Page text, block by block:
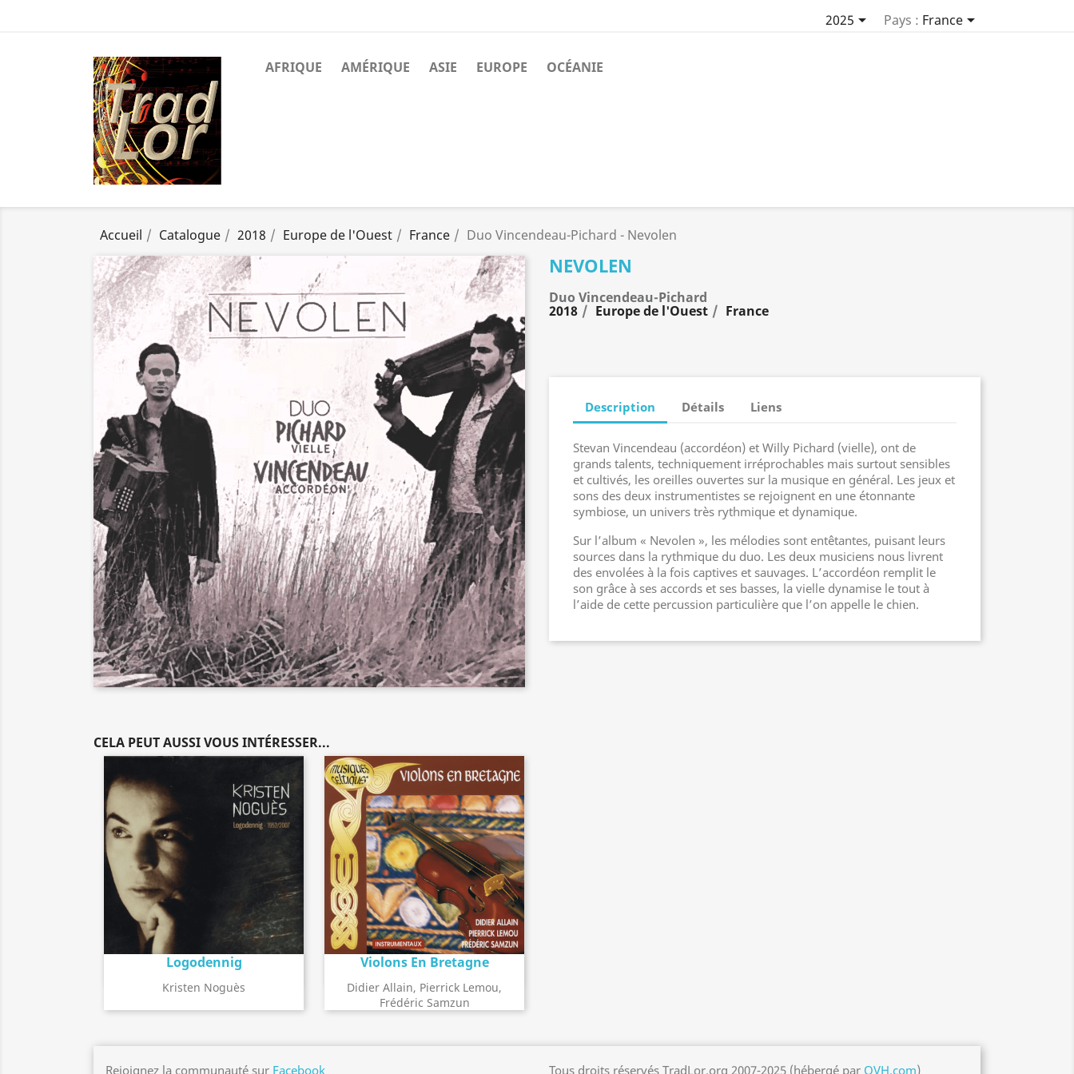
2025 Pays : France
AFRIQUE AMÉRIQUE ASIE EUROPE OCÉANIE
Accueil Catalogue 2018 Europe de l'Ouest France Duo Vincendeau-Pichard - Nevolen
NEVOLEN
Duo Vincendeau-Pichard
2018 Europe de l'Ouest France
Description Détails Liens
Stevan Vincendeau (accordéon) et Willy Pichard (vielle), ont de
grands talents, techniquement irréprochables mais surtout sensibles
et cultivés, les oreilles ouvertes sur la musique en général. Les jeux et
sons des deux instrumentistes se rejoignent en une étonnante
symbiose, un univers très rythmique et dynamique.
Sur l’album « Nevolen », les mélodies sont entêtantes, puisant leurs
sources dans la rythmique du duo. Les deux musiciens nous livrent
des envolées à la fois captives et sauvages. L’accordéon remplit le
son grâce à ses accords et ses basses, la vielle dynamise le tout à
l’aide de cette percussion particulière que l’on appelle le chien.
CELA PEUT AUSSI VOUS INTÉRESSER...
Logodennig
Kristen Noguès
Détail de l'album Violons En Bretagne
Didier Allain, Pierrick Lemou,
Frédéric Samzun
searchDétail de l'album
Rejoignez la communauté sur Facebook Tous droits réservés TradLor.org 2007-2025 (hébergé par OVH.com)